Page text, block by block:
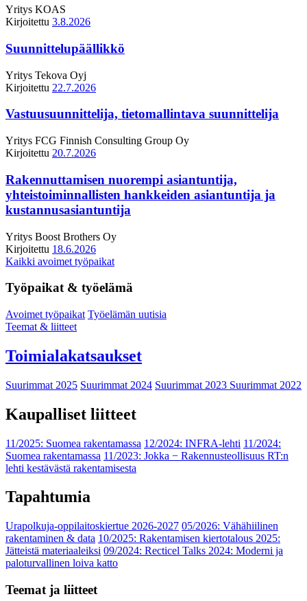
Yritys KOAS
Kirjoitettu 3.8.2026
Suunnittelupäällikkö
Yritys Tekova Oyj
Kirjoitettu 22.7.2026
Vastuusuunnittelija, tietomallintava suunnittelija
Yritys FCG Finnish Consulting Group Oy
Kirjoitettu 20.7.2026
Rakennuttamisen nuorempi asiantuntija,
yhteistoiminnallisten hankkeiden asiantuntija ja
kustannusasiantuntija
Yritys Boost Brothers Oy
Kirjoitettu 18.6.2026
Kaikki avoimet työpaikat
Työpaikat & työelämä
Avoimet työpaikat Työelämän uutisia
Teemat & liitteet
Toimialakatsaukset
Suurimmat 2025 Suurimmat 2024 Suurimmat 2023 Suurimmat 2022
Kaupalliset liitteet
11/2025: Suomea rakentamassa 12/2024: INFRA-lehti 11/2024:
Suomea rakentamassa 11/2023: Jokka − Rakennusteollisuus RT:n
lehti kestävästä rakentamisesta
Tapahtumia
Urapolkuja-oppilaitoskiertue 2026-2027 05/2026: Vähähiilinen
rakentaminen & data 10/2025: Rakentamisen kiertotalous 2025:
Jätteistä materiaaleiksi 09/2024: Recticel Talks 2024: Moderni ja
paloturvallinen loiva katto
Teemat ja liitteet